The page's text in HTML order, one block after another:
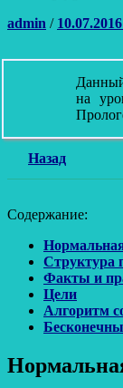
Автор
admin / 10.07.2016
на
Назад
Содержание:
Структура
Факты и
Цели
Алгоритм